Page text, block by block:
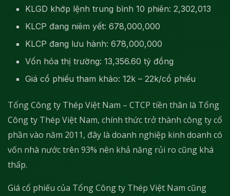
KLGD khớp lệnh trung bình 10 phiên: 2,302,013
KLCP đang niêm yết: 678,000,000
KLCP đang lưu hành: 678,000,000
Vốn hóa thị trường: 13,356.60 tỷ đồng
Giá cổ phiếu tham khảo: 12k – 22k/cổ phiếu
Tổng Công ty Thép Việt Nam – CTCP tiền thân là Tổng
Công ty Thép Việt Nam, chính thức trở thành công ty cổ
phần vào năm 2011, đây là doanh nghiệp kinh doanh có
vốn nhà nước trên 93% nên khả năng rủi ro cũng khá
thấp.
Giá cổ phiếu của Tổng Công ty Thép Việt Nam cũng